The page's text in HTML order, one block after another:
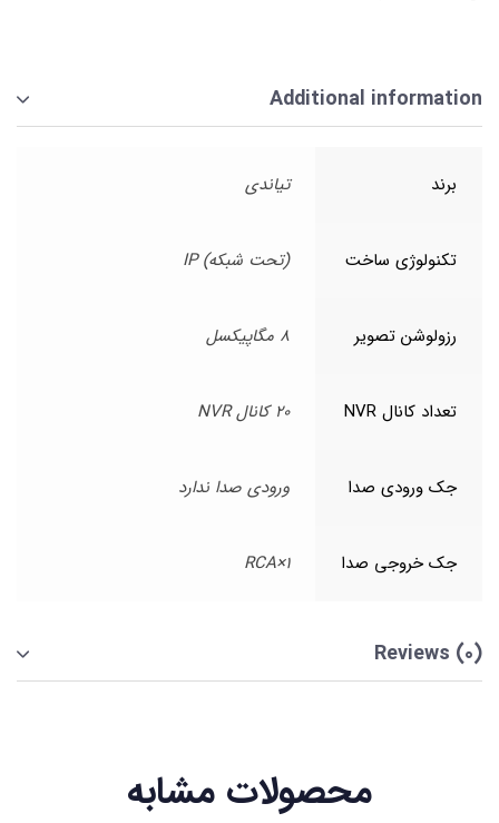
Additional information
برند تیاندی
تکنولوژی ساخت (تحت شبکه) IP
رزولوشن تصویر 8 مگاپیکسل
تعداد کانال NVR 20 کانال NVR
جک ورودی صدا ورودی صدا ندارد
جک خروجی صدا 1×RCA
Reviews (0)
محصولات مشابه